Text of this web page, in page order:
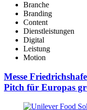
Branche
Branding
Content
Dienstleistungen
Digital
Leistung
Motion
Messe
Pitch für Europas